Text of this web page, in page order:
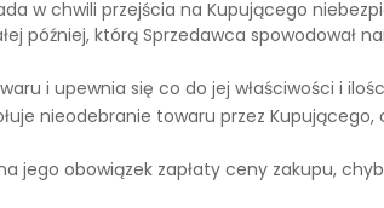
w chwili przejścia na Kupującego
później, którą Sprzedawca spowodował
i upewnia się co do jej właściwości i
nieodebranie towaru przez Kupującego,
jego obowiązek zapłaty ceny zakupu,